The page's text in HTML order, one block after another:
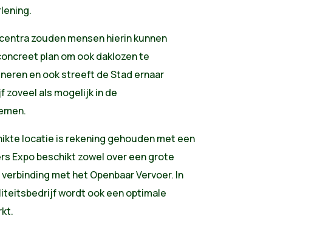
zouden mensen hierin kunnen
plan om ook daklozen te
en ook streeft de Stad ernaar
zoveel als mogelijk in de
locatie is rekening gehouden met een
Expo beschikt zowel over een grote
met het Openbaar Vervoer. In
wordt ook een optimale